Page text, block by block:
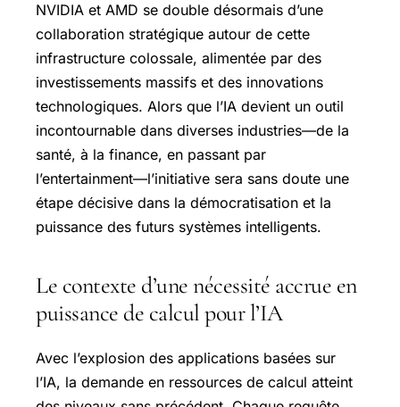
NVIDIA et AMD se double désormais d’une
collaboration stratégique autour de cette
infrastructure colossale, alimentée par des
investissements massifs et des innovations
technologiques. Alors que l’IA devient un outil
incontournable dans diverses industries—de la
santé, à la finance, en passant par
l’entertainment—l’initiative sera sans doute une
étape décisive dans la démocratisation et la
puissance des futurs systèmes intelligents.
Le contexte d’une nécessité accrue en
puissance de calcul pour l’IA
Avec l’explosion des applications basées sur
l’IA, la demande en ressources de calcul atteint